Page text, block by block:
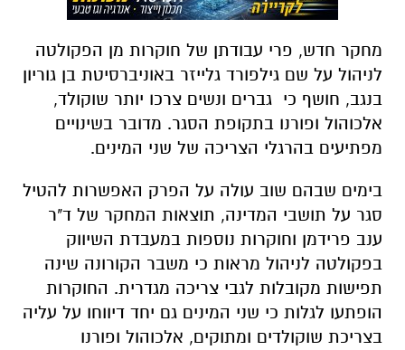
מחקר חדש, פרי עבודתן של חוקרות מן הפקולטה
לניהול על שם גילפורד גלייזר באוניברסיטת בן גוריון
בנגב, חושף כי גברים ונשים צרכו יותר שוקולד,
אלכוהול ופורנו בתקופת הסגר. מדובר בשינויים
מפתיעים בהרגלי הצריכה של שני המינים.
בימים שבהם שוב עולה על הפרק האפשרות להטיל
סגר על תושבי המדינה, תוצאות המחקר של ד"ר
ענב פרידמן ​​וחוקרות נוספות במעבדת השיווק
בפקולטה לניהול מראות כי משבר הקורונה שינה
תפישות מקובלות לגבי צריכה מגדרית. החוקרות
הופתעו לגלות כי שני המינים גם יחד דיווחו על עליה
בצריכת שוקולדים ומתוקים, אלכוהול ופורנו